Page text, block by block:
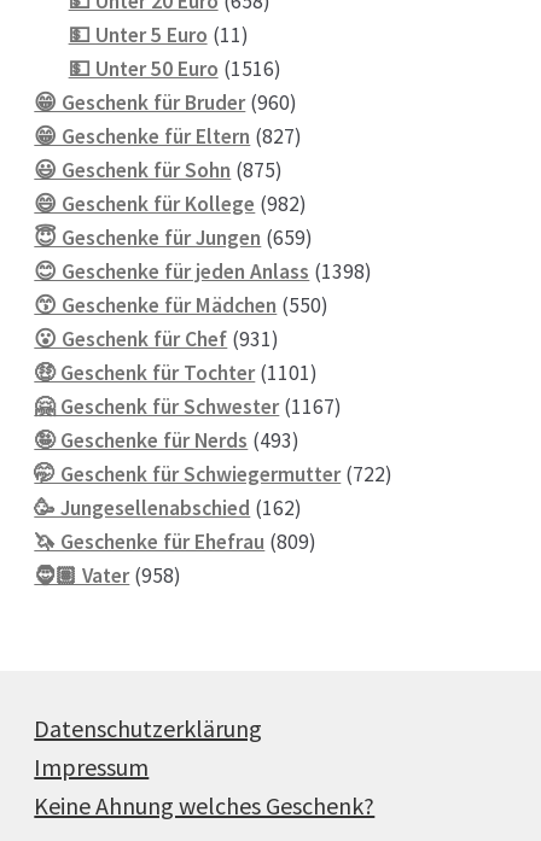
💵 Unter 5 Euro 1111
Produkte
💵 Unter 50 Euro 15161516
Produkte
😁 Geschenk für Bruder 960960
Produkte
😁 Geschenke für Eltern 827827
😃 Geschenk für Sohn 875875
Produkte
😄 Geschenk für Kollege 982982
Produkte
😇 Geschenke für Jungen 659659
Produkte
😊 Geschenke für jeden Anlass 13981398
😙 Geschenke für Mädchen 550550
😮 Geschenk für Chef 931931
Produkte
🤑 Geschenk für Tochter 11011101
Produkte
🤗 Geschenk für Schwester 11671167
🤪 Geschenke für Nerds 493493
Produkte
🤭 Geschenk für Schwiegermutter 722722
🥳 Jungesellenabschied 162162
Produkte
🦄 Geschenke für Ehefrau 809809
🧔🏽 Vater 958958
Datenschutzerklärung
Impressum
Keine Ahnung welches Geschenk?